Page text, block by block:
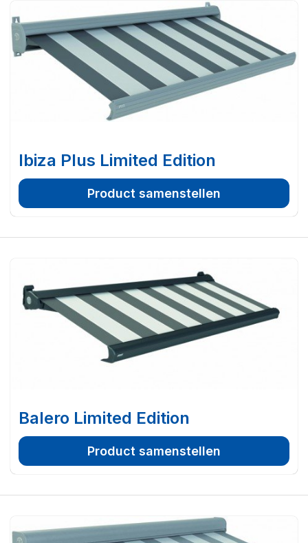
Ibiza Plus Limited Edition
Product samenstellen
Balero Limited Edition
Product samenstellen